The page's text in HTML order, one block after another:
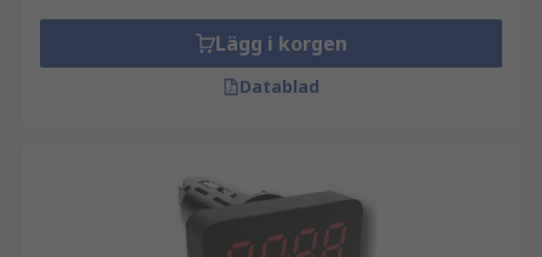
Lägg i korgen
Datablad